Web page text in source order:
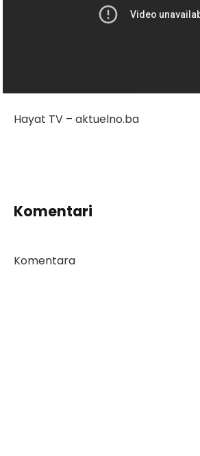
Hayat TV – aktuelno.ba
Komentari
Komentara